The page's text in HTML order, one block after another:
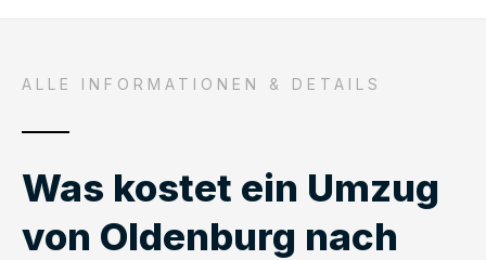
ALLE INFORMATIONEN & DETAILS
Was kostet ein Umzug
von Oldenburg nach